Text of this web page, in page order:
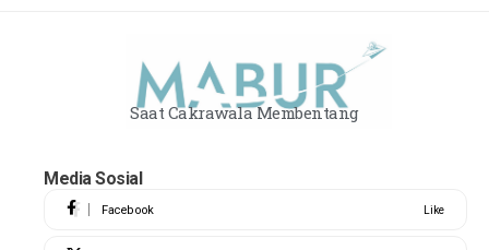
Saat Cakrawala Membentang
Media Sosial
Facebook Like